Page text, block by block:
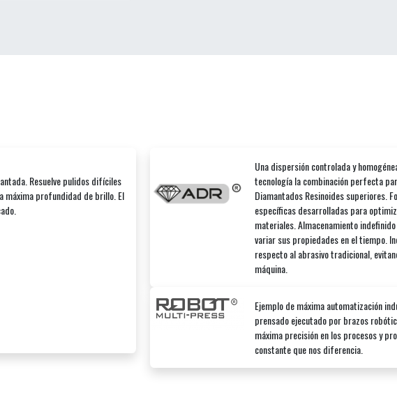
Resuelve pulidos difíciles
máxima profundidad de brillo. El
Una dispersión controlada y
tecnología la combinación perfecta
Diamantados Resinoides superiores.
específicas desarrolladas para
materiales. Almacenamiento
variar sus propiedades en el tiempo.
respecto al abrasivo tradicional,
máquina.
Ejemplo de máxima automatización
prensado ejecutado por brazos
máxima precisión en los procesos y
constante que nos diferencia.